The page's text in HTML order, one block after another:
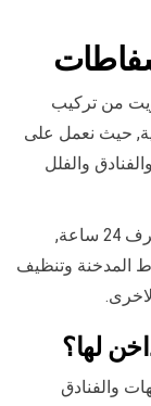
من تركيب
حيث نعمل على
والفلل
فني مداخن هود مطاعم هندي و باكستاني محترف 24 ساعة,
المدخنة وتنظيف
لها؟
والفنادق